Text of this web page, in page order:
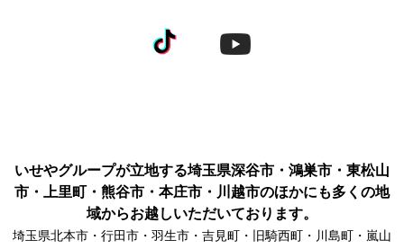
いせやグループが立地する埼玉県深谷市・鴻巣市・東松山
市・上里町・熊谷市・本庄市・川越市のほかにも多くの地
域からお越しいただいております。
埼玉県北本市・行田市・羽生市・吉見町・旧騎西町・川島町・嵐山